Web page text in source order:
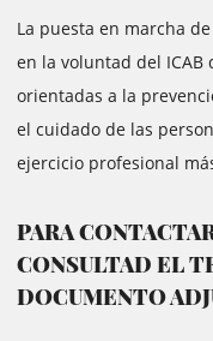
La puesta en marcha
en la voluntad del
orientadas a la
el cuidado de las
ejercicio profesional
PARA
CONSULTAD EL
DOCUMENTO